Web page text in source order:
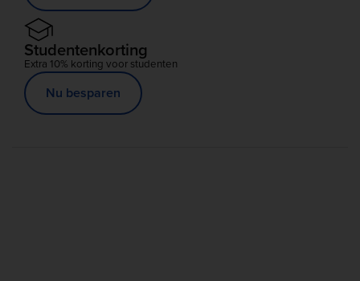
Studentenkorting
Extra 10% korting voor studenten
Nu besparen